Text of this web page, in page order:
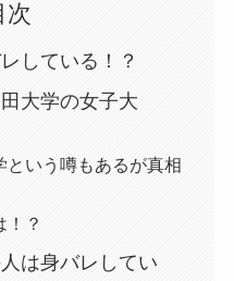
次
している！？
大学の女子大
という噂もあるが真相
！？
は身バレしてい